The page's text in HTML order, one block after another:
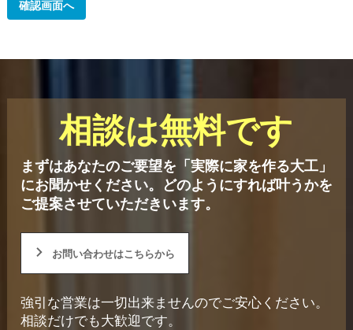
相談は無料です
まずはあなたのご要望を「実際に家を作る大工」
にお聞かせください。
どのようにすれば叶うかを
ご提案させていただきいます。
お問い合わせはこちらから
強引な営業は一切出来ませんのでご安心ください。
相談だけでも大歓迎です。